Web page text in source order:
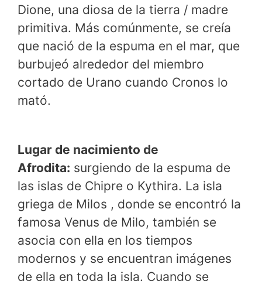
Dione, una diosa de la tierra / madre
primitiva. Más comúnmente, se creía
que nació de la espuma en el mar, que
burbujeó alrededor del miembro
cortado de Urano cuando Cronos lo
mató.
Lugar de nacimiento de
Afrodita: surgiendo de la espuma de
las islas de Chipre o Kythira. La isla
griega de Milos , donde se encontró la
famosa Venus de Milo, también se
asocia con ella en los tiempos
modernos y se encuentran imágenes
de ella en toda la isla. Cuando se